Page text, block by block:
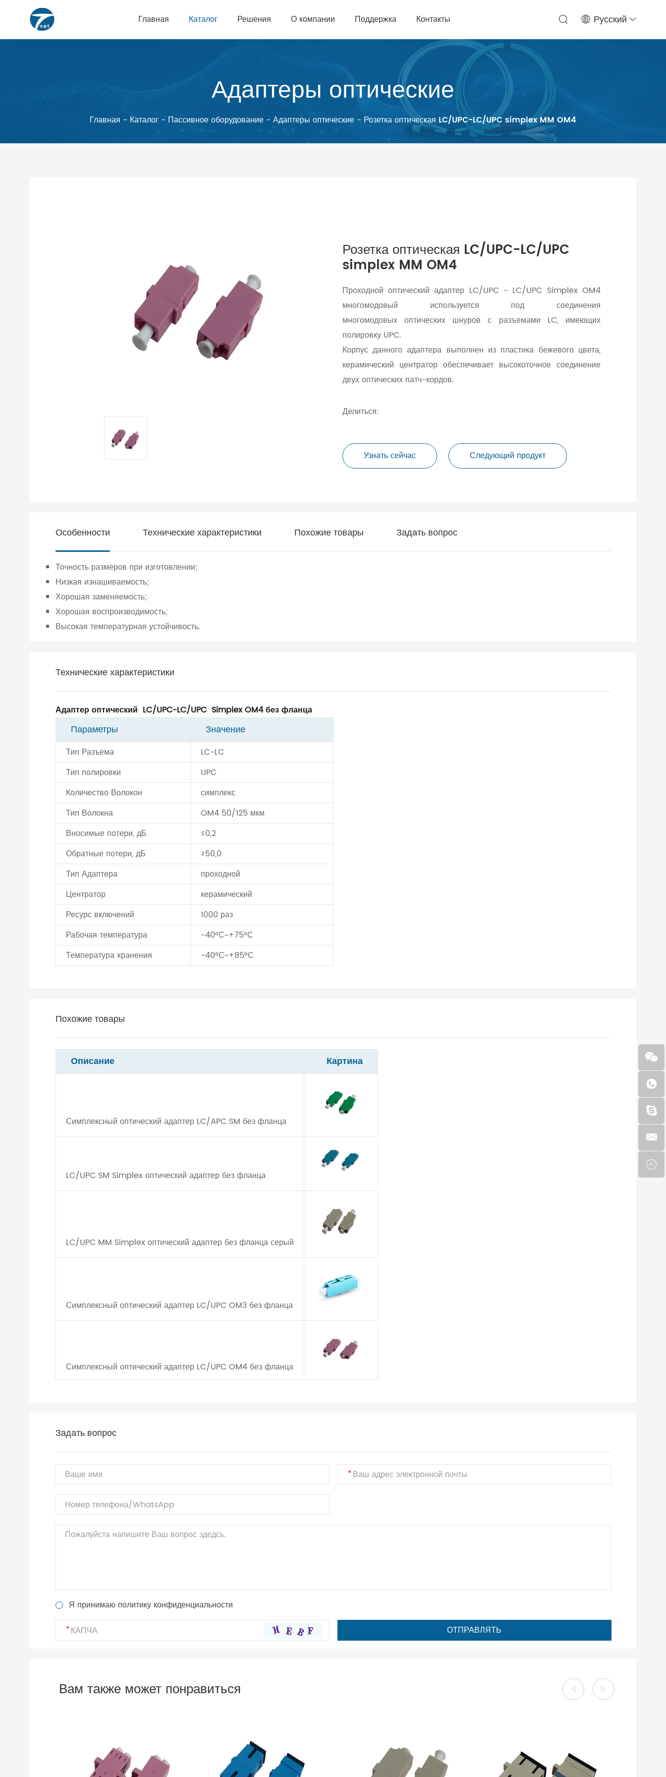
Главная Каталог Решения О компании Поддержка Контакты Русский
Адаптеры оптические
Главная - Каталог - Пассивное оборудование - Адаптеры оптические - Розетка оптическая LC/UPC-LC/UPC simplex MM OM4
Розетка оптическая LC/UPC-LC/UPC
simplex MM OM4
Проходной оптический адаптер LC/UPC - LC/UPC Simplex OM4
многомодовый используется под соединения
многомодовых оптических шнуров с разъемами LC, имеющих
полировку UPC.
Корпус данного адаптера выполнен из пластика бежевого цвета,
керамический центратор обеспечивает высокоточное соединение
двух оптических патч-кордов.
Делиться:
Узнать сейчас Следующий продукт
Особенности Технические характеристики Похожие товары Задать вопрос
Точность размеров при изготовлении;
Низкая изнашиваемость;
Хорошая заменяемость;
Хорошая воспроизводимость;
Высокая температурная устойчивость.
Технические характеристики
Адаптер оптический LC/UPC-LC/UPC Simplex OM4 без фланца
Параметры Значение
Тип Разъема
LC-LC
Тип полировки
UPC
Количество Волокон
симплекс
Тип Волокна
OM4 50/125 мкм
Вносимые потери, дБ
≤0,2
Обратные потери, дБ
≥50,0
Тип Адаптера
проходной
Центратор
керамический
Ресурс включений
1000 раз
Рабочая температура
-40°С~+75°С
Температура хранения
-40°С~+85°С
Похожие товары
Описание Картина
Симплексный оптический адаптер LC/APC SM без фланца
LC/UPC SM Simplex оптический адаптер без фланца
LC/UPC MM Simplex оптический адаптер без фланца серый
Симплексный оптический адаптер LC/UPC OM3 без фланца
Симплексный оптический адаптер LC/UPC OM4 без фланца
Задать вопрос
Я принимаю политику конфиденциальности
Вам также может понравиться